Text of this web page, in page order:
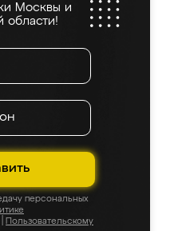
Москвы и
области!
персональных
Пользовательскому